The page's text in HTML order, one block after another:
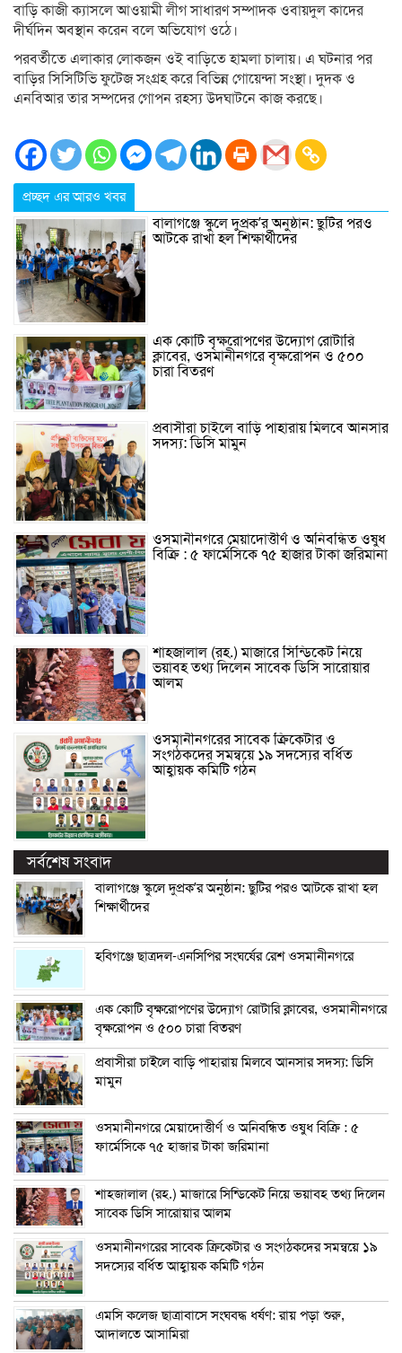
বাড়ি কাজী ক্যাসলে আওয়ামী লীগ সাধারণ সম্পাদক ওবায়দুল কাদের
দীর্ঘদিন অবস্থান করেন বলে অভিযোগ ওঠে।
পরবর্তীতে এলাকার লোকজন ওই বাড়িতে হামলা চালায়। এ ঘটনার পর
বাড়ির সিসিটিভি ফুটেজ সংগ্রহ করে বিভিন্ন গোয়েন্দা সংস্থা। দুদক ও
এনবিআর তার সম্পদের গোপন রহস্য উদঘাটনে কাজ করছে।
প্রচ্ছদ এর আরও খবর
বালাগঞ্জে স্কুলে দুপ্রক’র অনুষ্ঠান: ছুটির পরও
আটকে রাখা হল শিক্ষার্থীদের
এক কোটি বৃক্ষরোপণের উদ্যোগ রোটারি
ক্লাবের, ওসমানীনগরে বৃক্ষরোপন ও ৫০০
চারা বিতরণ
প্রবাসীরা চাইলে বাড়ি পাহারায় মিলবে আনসার
সদস্য: ডিসি মামুন
ওসমানীনগরে মেয়াদোত্তীর্ণ ও অনিবন্ধিত ওষুধ
বিক্রি : ৫ ফার্মেসিকে ৭৫ হাজার টাকা জরিমানা
শাহজালাল (রহ.) মাজারে সিন্ডিকেট নিয়ে
ভয়াবহ তথ্য দিলেন সাবেক ডিসি সারোয়ার
আলম
ওসমানীনগরের সাবেক ক্রিকেটার ও
সংগঠকদের সমন্বয়ে ১৯ সদস্যের বর্ধিত
আহ্বায়ক কমিটি গঠন
সর্বশেষ সংবাদ
বালাগঞ্জে স্কুলে দুপ্রক’র অনুষ্ঠান: ছুটির পরও আটকে রাখা হল
শিক্ষার্থীদের
হবিগঞ্জে ছাত্রদল-এনসিপির সংঘর্ষের রেশ ওসমানীনগরে
এক কোটি বৃক্ষরোপণের উদ্যোগ রোটারি ক্লাবের, ওসমানীনগরে
বৃক্ষরোপন ও ৫০০ চারা বিতরণ
প্রবাসীরা চাইলে বাড়ি পাহারায় মিলবে আনসার সদস্য: ডিসি
মামুন
ওসমানীনগরে মেয়াদোত্তীর্ণ ও অনিবন্ধিত ওষুধ বিক্রি : ৫
ফার্মেসিকে ৭৫ হাজার টাকা জরিমানা
শাহজালাল (রহ.) মাজারে সিন্ডিকেট নিয়ে ভয়াবহ তথ্য দিলেন
সাবেক ডিসি সারোয়ার আলম
ওসমানীনগরের সাবেক ক্রিকেটার ও সংগঠকদের সমন্বয়ে ১৯
সদস্যের বর্ধিত আহ্বায়ক কমিটি গঠন
এম‌সি কলেজ ছাত্রাবাসে সংঘবদ্ধ ধর্ষণ: রায় পড়া শুরু,
আদালতে আসামিরা